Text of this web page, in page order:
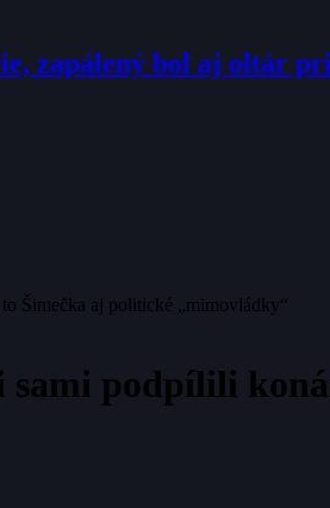
zapálený bol aj oltár
Šimečka aj politické „mimovládky“
podpílili